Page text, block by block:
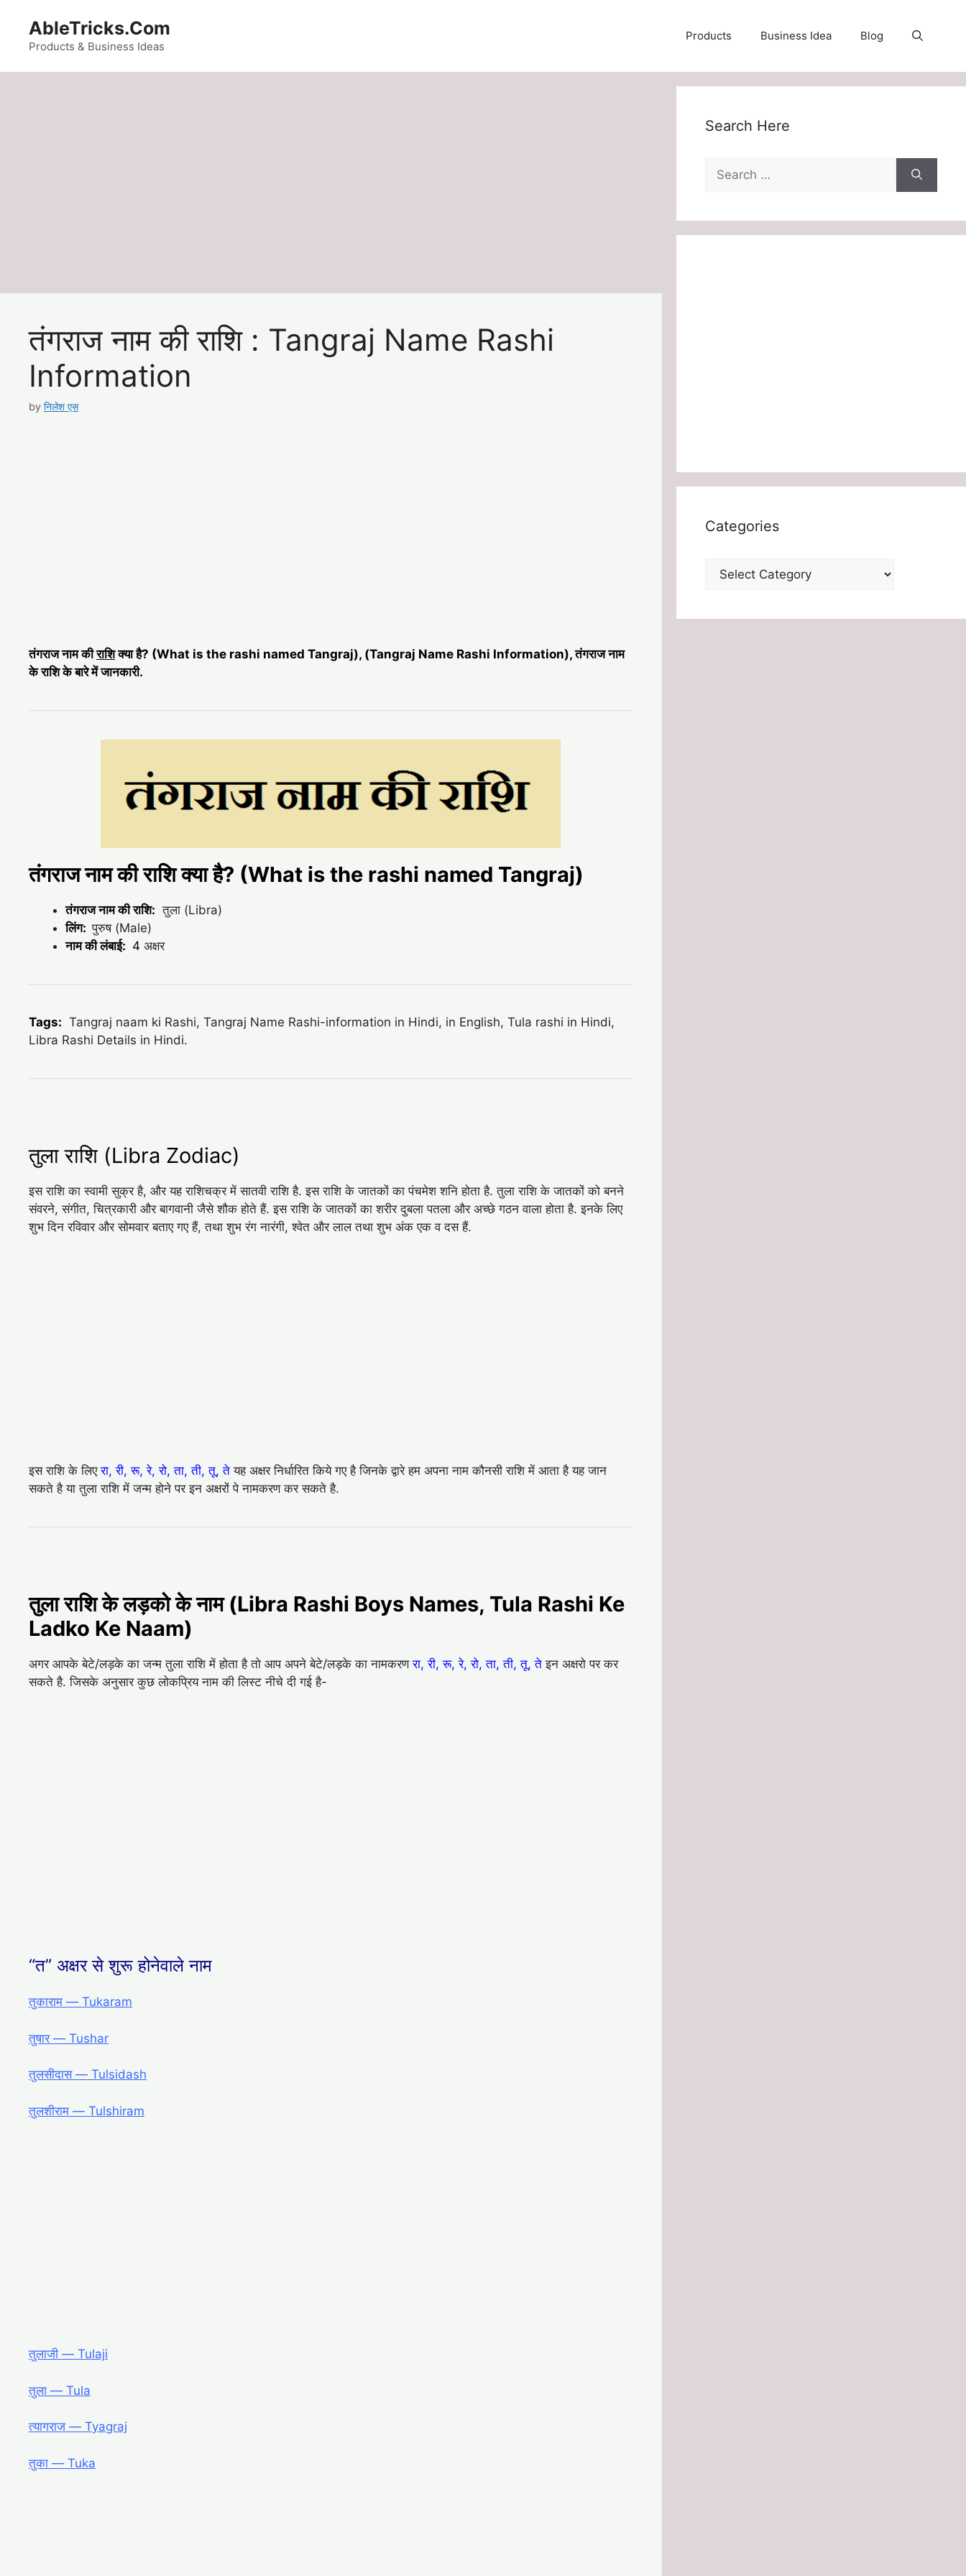
content
AbleTricks.Com
Products & Business Ideas
Products Business Idea Blog
तंगराज नाम की राशि : Tangraj Name Rashi
Information
by निलेश एस
तंगराज नाम कीराशिक्या है? (What is the rashi named Tangraj), (Tangraj Name Rashi Information), तंगराज नाम
के राशि के बारे में जानकारी.
तंगराज नाम की राशि क्या है? (What is the rashi named Tangraj)
तंगराज नाम की राशि: तुला (Libra)
लिंग: पुरुष (Male)
नाम की लंबाई: 4 अक्षर
Tags: Tangraj naam ki Rashi, Tangraj Name Rashi-information in Hindi, in English, Tula rashi in Hindi,
Libra Rashi Details in Hindi.
तुला राशि (Libra Zodiac)
इस राशि का स्वामी सुक्र है, और यह राशिचक्र में सातवी राशि है. इस राशि के जातकों का पंचमेश शनि होता है. तुला राशि के जातकों को बनने
संवरने, संगीत, चित्रकारी और बागवानी जैसे शौक होते हैं. इस राशि के जातकों का शरीर दुबला पतला और अच्‍छे गठन वाला होता है. इनके लिए
शुभ दिन रविवार और सोमवार बताए गए हैं, तथा शुभ रंग नारंगी, श्‍वेत और लाल तथा शुभ अंक एक व दस हैं.
इस राशि के लिएरा, री, रू, रे, रो, ता, ती, तू, ते यह अक्षर निर्धारित किये गए है जिनके द्वारे हम अपना नाम कौनसी राशि में आता है यह जान
सकते है या तुला राशि में जन्म होने पर इन अक्षरों पे नामकरण कर सकते है.
तुला राशि के लड़को के नाम (Libra Rashi Boys Names, Tula Rashi Ke
Ladko Ke Naam)
अगर आपके बेटे/लड़के का जन्म तुला राशि में होता है तो आप अपने बेटे/लड़के का नामकरणरा, री, रू, रे, रो, ता, ती, तू, ते इन अक्षरो पर कर
सकते है. जिसके अनुसार कुछ लोकप्रिय नाम की लिस्ट नीचे दी गई है-
“त” अक्षर से शुरू होनेवाले नाम
तुकाराम ― Tukaram
तुषार ― Tushar
तुलसीदास ― Tulsidash
तुलशीराम ― Tulshiram
तुलाजी ― Tulaji
तुला ― Tula
त्यागराज ― Tyagraj
तुका ― Tuka
Search Here
Search
for:
Categories
Categories